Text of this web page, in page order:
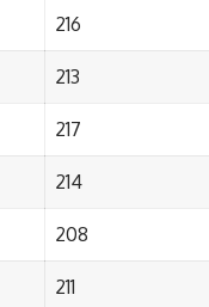
216
213
217
214
208
211